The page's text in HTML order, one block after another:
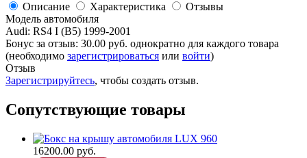
Описание Характеристика
Отзывы
Модель автомобиля
Audi: RS4 I (B5) 1999-2001
Бонус за отзыв: 30.00 руб. однократно для каждого товара
(необходимо зарегистрироваться или войти)
Отзыв
Зарегистрируйтесь, чтобы создать отзыв.
Сопутствующие товары
16200.00 руб.